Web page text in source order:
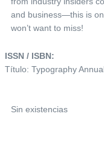
and business—this is
won’t want to miss!
ISSN / ISBN:
Título: Typography
Sin existencias